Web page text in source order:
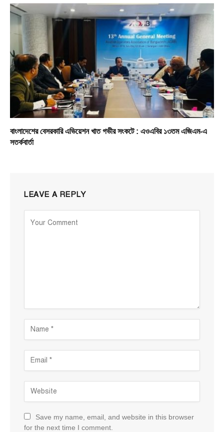
বাংলাদেশের বেসরকারি এভিয়েশন খাত গভীর সংকটে : এওএবির ১৩তম এজিএম-এ
সতর্কবার্তা
LEAVE A REPLY
Save my name, email, and website in this browser
for the next time I comment.